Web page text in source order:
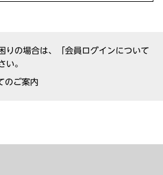
りの場合は、「会員ログインについて
い。
のご案内